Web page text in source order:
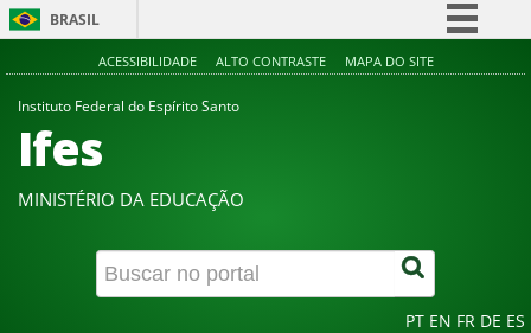
BRASIL
Simplifique!
Canais
ACESSIBILIDADE ALTO CONTRASTE MAPA DO SITE
Instituto Federal do Espírito Santo
Ifes
MINISTÉRIO DA EDUCAÇÃO
PT EN FR DE ES